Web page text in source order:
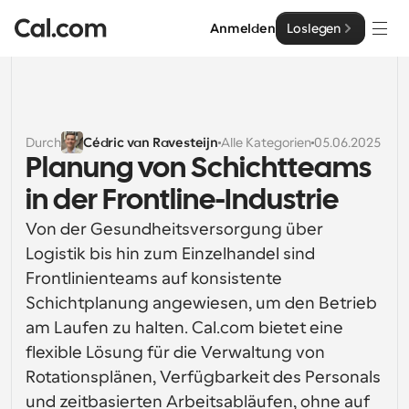
Anmelden Loslegen
Lösungen
Nach Teamgröße
Für Einzelpersonen
Für Teams
Kollaborative Planung für Gruppen
Für Entwickler
Leistungsstarke Funktionen und Integrationen
Für Unternehmen
Enterprise
Entwickler
Entwicklerdokumentation
Dokumentation für die Cal.com-Plattform
API
Ressourcen
API
Erstellen Sie Ihre eigenen Integrationen mit unserer
Cal.ai
Preisgestaltung
Durch Cédric van Ravesteijn Alle Kategorien05.06.2025
Planung von Schichtteams
in der Frontline-Industrie
Von der Gesundheitsversorgung über
Logistik bis hin zum Einzelhandel sind
Frontlinienteams auf konsistente
Schichtplanung angewiesen, um den Betrieb
am Laufen zu halten. Cal.com bietet eine
flexible Lösung für die Verwaltung von
Rotationsplänen, Verfügbarkeit des Personals
und zeitbasierten Arbeitsabläufen, ohne auf